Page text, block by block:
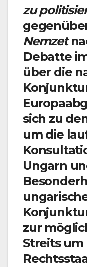
zu
Nemzet
Debatte
über die
sich zu
um die
Ungarn
zur
Streits um